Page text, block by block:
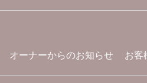
オーナーからのお知らせ お客